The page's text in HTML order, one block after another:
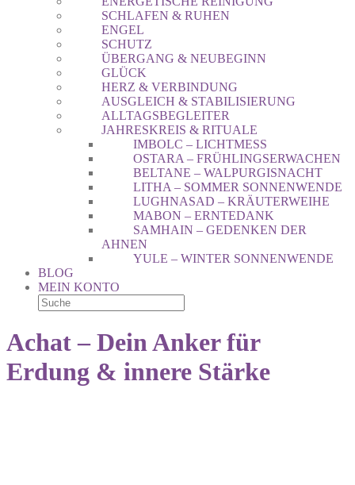
SCHLAFEN & RUHEN
ENGEL
SCHUTZ
ÜBERGANG & NEUBEGINN
GLÜCK
HERZ & VERBINDUNG
AUSGLEICH & STABILISIERUNG
ALLTAGSBEGLEITER
JAHRESKREIS & RITUALE
IMBOLC – LICHTMESS
OSTARA – FRÜHLINGSERWACHEN
BELTANE – WALPURGISNACHT
LITHA – SOMMER SONNENWENDE
LUGHNASAD – KRÄUTERWEIHE
MABON – ERNTEDANK
SAMHAIN – GEDENKEN DER
AHNEN
YULE – WINTER SONNENWENDE
BLOG
MEIN KONTO
Achat – Dein Anker für
Erdung & innere Stärke